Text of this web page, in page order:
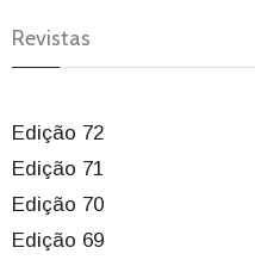
Revistas
Edição 72
Edição 71
Edição 70
Edição 69